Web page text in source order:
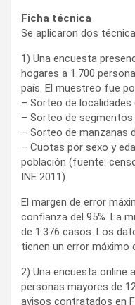
Ficha técnica
Se aplicaron dos
1) Una encuesta
hogares a 1.700
país. El muestreo fue
– Sorteo de
– Sorteo de segmentos
– Sorteo de manzanas
– Cuotas por sexo y
población (fuente:
INE 2011)
El margen de error
confianza del 95%. La
de 1.376 casos. Los
tienen un error máximo
2) Una encuesta online
personas mayores de
avisos contratados en